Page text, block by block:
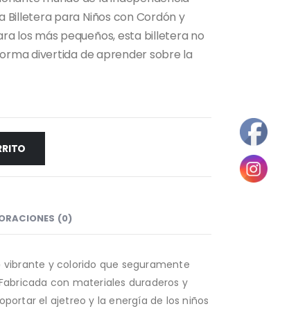
para Niños con Cordón y
los más pequeños, esta billetera no
divertida de aprender sobre la
(0)
y colorido que seguramente
con materiales duraderos y
el ajetreo y la energía de los niños